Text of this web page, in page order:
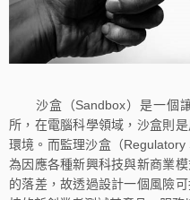
沙盒（Sandbox）是一個讓
所，在電腦科學領域，沙盒則
環境。而監理沙盒（Regulatory
為因應各種新興科技與新商業
的落差，故透過設計一個風險